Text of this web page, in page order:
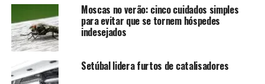
Moscas no verão: cinco cuidados simples
para evitar que se tornem hóspedes
indesejados
Setúbal lidera furtos de catalisadores